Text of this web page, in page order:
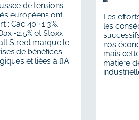
de tensions
européens ont
: Cac 40 +1,3%,
+2,5% et Stoxx
Street marque le
de bénéfices
et liées à l’IA.
Les
les
nos
mais
matière